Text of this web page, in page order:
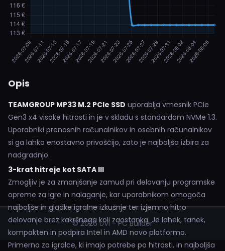
Opis
TEAMGROUP MP33 M.2 PCIe SSD uporablja vmesnik PCIe
Gen3 x4 visoke hitrosti in je v skladu s standardom NVMe 1.3.
Uporabniki prenosnih računalnikov in osebnih računalnikov
si ga lahko enostavno privoščijo, zato je najboljša izbira za
nadgradnjo.
3-krat hitreje kot SATA III
Zmogljiv je za zmanjšanje zamud pri delovanju programske
opreme za igre in nalaganje, kar uporabnikom omogoča
najboljše in gladke igralne izkušnje ter izjemno hitro
delovanje brez kakršnega koli zaostanka. Je lahek, tanek,
kompakten in podpira Intel in AMD novo platformo.
Primerno za igralce, ki imajo potrebe po hitrosti, in najboljša
© 2026 UVI - PC Builder